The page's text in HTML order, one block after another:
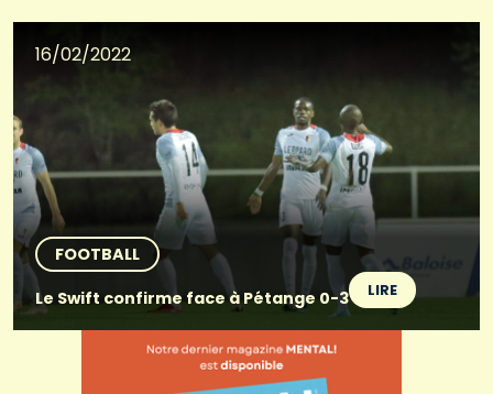
16/02/2022
FOOTBALL
Le Swift confirme face à Pétange 0-3
LIRE